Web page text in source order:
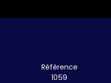
Référence
1059